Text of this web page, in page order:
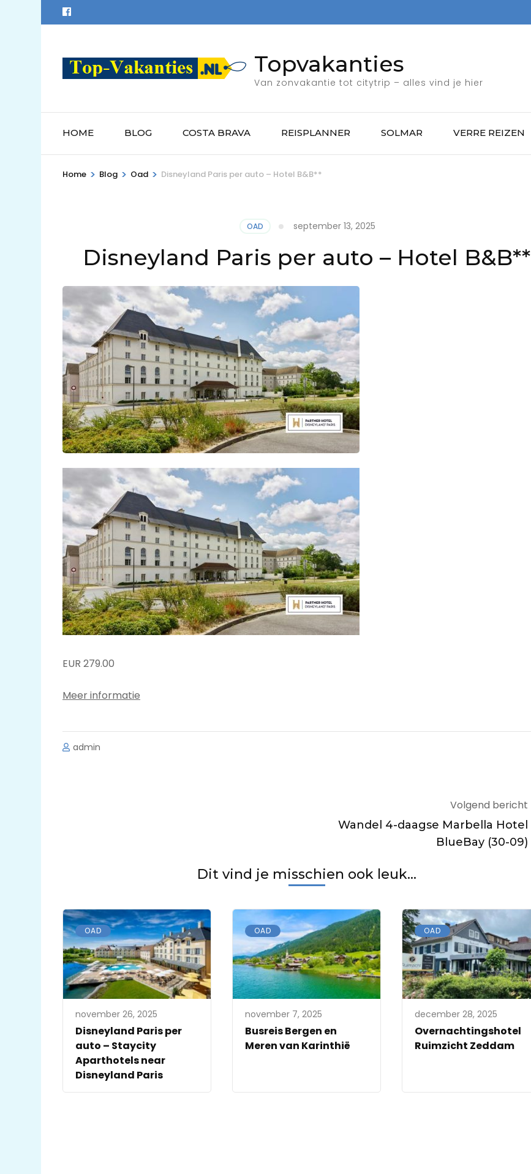
naar
(Druk
enter)
Topvakanties
Van zonvakantie tot citytrip – alles vind je hier
HOME BLOG COSTA BRAVA REISPLANNER SOLMAR VERRE REIZEN
Home > Blog > Oad > Disneyland Paris per auto – Hotel B&B**
OAD september 13, 2025
Disneyland Paris per auto – Hotel B&B**
EUR 279.00
Meer informatie
admin
Volgend bericht
Wandel 4-daagse Marbella Hotel
BlueBay (30-09)
Dit vind je misschien ook leuk...
OAD
november 26, 2025
Disneyland Paris per
auto – Staycity
Aparthotels near
Disneyland Paris
OAD
november 7, 2025
Busreis Bergen en
Meren van Karinthië
OAD
december 28, 2025
Overnachtingshotel
Ruimzicht Zeddam